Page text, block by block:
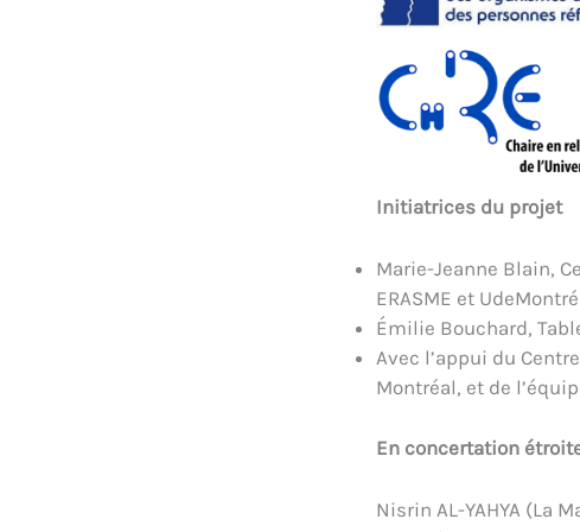
Initiatrices du projet
Marie-Jeanne Blain,
ERASME et
Émilie Bouchard,
Avec l’appui du
Montréal, et de
En concertation
Nisrin AL-YAHYA (La